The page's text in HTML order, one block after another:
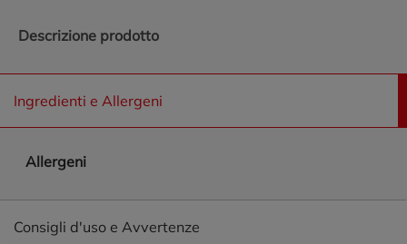
Descrizione prodotto
Ingredienti e Allergeni
Allergeni
Consigli d'uso e Avvertenze